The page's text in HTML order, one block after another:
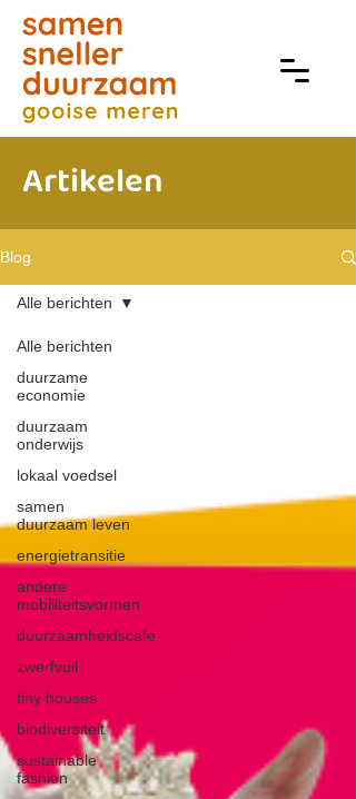
Artikelen
Blog
Alle berichten
duurzame
economie
duurzaam
onderwijs
lokaal voedsel
samen
duurzaam leven
energietransitie
andere
mobiliteitsvormen
duurzaamheidscafe
zwerfvuil
tiny houses
biodiversiteit
sustainable
fashion
Alle berichten